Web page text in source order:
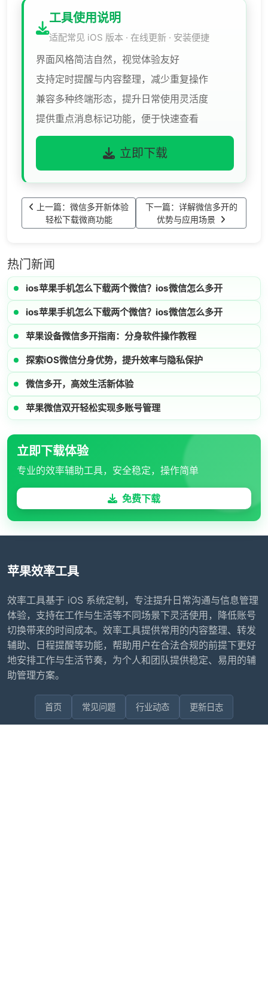
工具使用说明
适配常见 iOS 版本 · 在线更新 · 安装便捷
界面风格简洁自然，视觉体验友好
支持定时提醒与内容整理，减少重复操作
兼容多种终端形态，提升日常使用灵活度
提供重点消息标记功能，便于快速查看
立即下载
上一篇：微信多开新体验
轻松下载微商功能
下一篇：详解微信多开的
优势与应用场景
热门新闻
ios苹果手机怎么下载两个微信？ios微信怎么多开
ios苹果手机怎么下载两个微信？ios微信怎么多开
苹果设备微信多开指南：分身软件操作教程
探索iOS微信分身优势，提升效率与隐私保护
微信多开，高效生活新体验
苹果微信双开轻松实现多账号管理
立即下载体验
专业的效率辅助工具，安全稳定，操作简单
免费下载
苹果效率工具
效率工具基于 iOS 系统定制，专注提升日常沟通与信息管理
体验，支持在工作与生活等不同场景下灵活使用，降低账号
切换带来的时间成本。效率工具提供常用的内容整理、转发
辅助、日程提醒等功能，帮助用户在合法合规的前提下更好
地安排工作与生活节奏，为个人和团队提供稳定、易用的辅
助管理方案。
首页 常见问题 行业动态 更新日志